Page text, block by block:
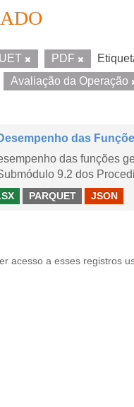
PDF
Avaliação da Operação
das
das funções
9.2 dos
PARQUET JSON
acesso a esses registros